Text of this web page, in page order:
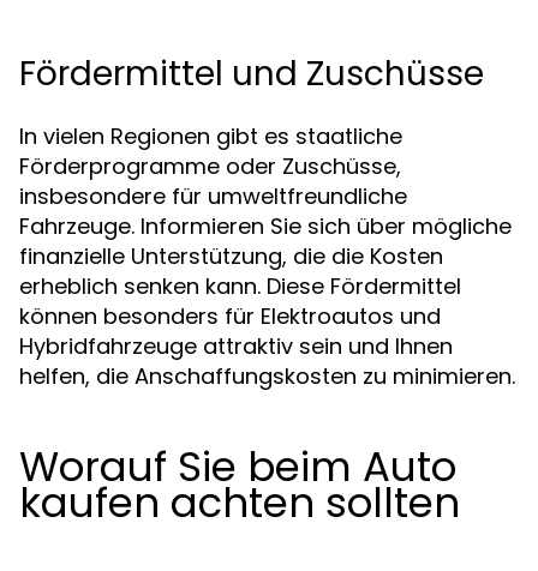
Fördermittel und Zuschüsse
In vielen Regionen gibt es staatliche
Förderprogramme oder Zuschüsse,
insbesondere für umweltfreundliche
Fahrzeuge. Informieren Sie sich über mögliche
finanzielle Unterstützung, die die Kosten
erheblich senken kann. Diese Fördermittel
können besonders für Elektroautos und
Hybridfahrzeuge attraktiv sein und Ihnen
helfen, die Anschaffungskosten zu minimieren.
Worauf Sie beim Auto
kaufen achten sollten